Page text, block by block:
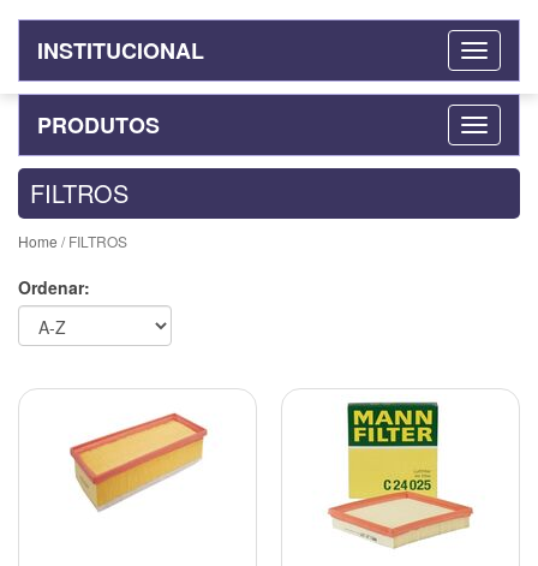
INSTITUCIONAL
PRODUTOS
FILTROS
Home / FILTROS
Ordenar: